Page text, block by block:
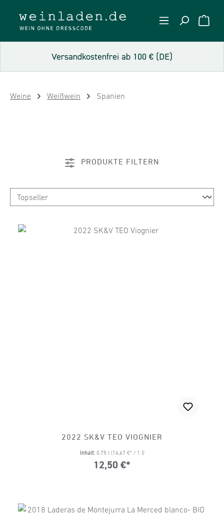
Zum Hauptinhalt springen
Versandkostenfrei ab 100 € (DE)
Weine Weißwein Spanien
PRODUKTE FILTERN
2022 SK&V TEO VIOGNIER
Inhalt: 0.75 l (16,67 €* / 1 l)
12,50 €*